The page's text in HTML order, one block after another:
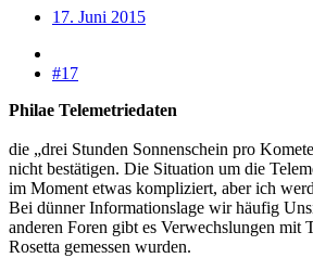
17. Juni 2015
#17
Philae Telemetriedaten
die „drei Stunden Sonnenschein pro
nicht bestätigen. Die Situation um die
im Moment etwas kompliziert, aber ich
Bei dünner Informationslage wir häufig
anderen Foren gibt es Verwechslungen mit
Rosetta gemessen wurden.